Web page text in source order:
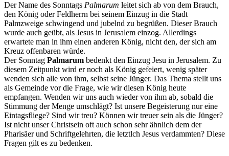
Der Name des Sonntags Palmarum leitet sich ab von dem Brauch,
den König oder Feldherrn bei seinem Einzug in die Stadt
Palmzweige schwingend und jubelnd zu begrüßen. Dieser Brauch
wurde auch geübt, als Jesus in Jerusalem einzog. Allerdings
erwartete man in ihm einen anderen König, nicht den, der sich am
Kreuz offenbaren würde.
Der Sonntag Palmarum bedenkt den Einzug Jesu in Jerusalem. Zu
diesem Zeitpunkt wird er noch als König gefeiert, wenig später
wenden sich alle von ihm, selbst seine Jünger. Das Thema stellt uns
als Gemeinde vor die Frage, wie wir diesen König heute
empfangen. Wenden wir uns auch wieder von ihm ab, sobald die
Stimmung der Menge umschlägt? Ist unsere Begeisterung nur eine
Eintagsfliege? Sind wir treu? Können wir treuer sein als die Jünger?
Ist nicht unser Christsein oft auch schon sehr ähnlich dem der
Pharisäer und Schriftgelehrten, die letztlch Jesus verdammten? Diese
Fragen gilt es zu bedenken.